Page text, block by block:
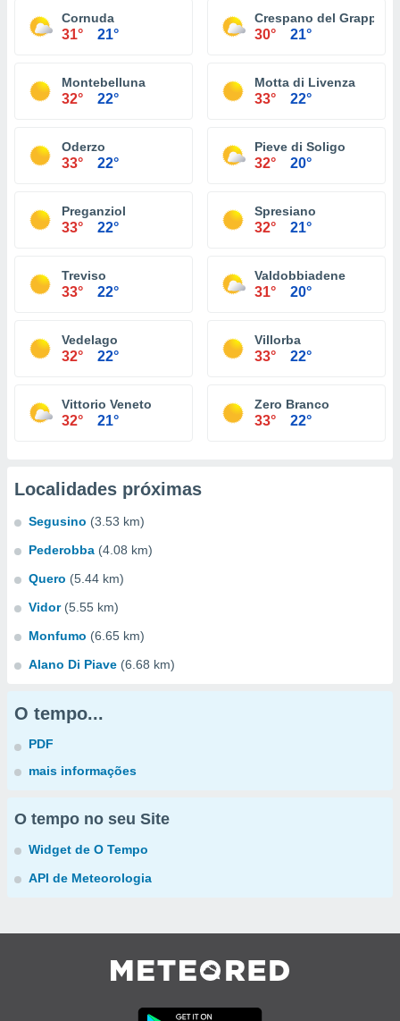
Cornuda
31° 21°
Crespano del Grappa
30° 21°
Montebelluna
32° 22°
Motta di Livenza
33° 22°
Oderzo
33° 22°
Pieve di Soligo
32° 20°
Preganziol
33° 22°
Spresiano
32° 21°
Treviso
33° 22°
Valdobbiadene
31° 20°
Vedelago
32° 22°
Villorba
33° 22°
Vittorio Veneto
32° 21°
Zero Branco
33° 22°
Localidades próximas
Segusino (3.53 km)
Pederobba (4.08 km)
Quero (5.44 km)
Vidor (5.55 km)
Monfumo (6.65 km)
Alano Di Piave (6.68 km)
O tempo...
PDF
mais informações
O tempo no seu Site
Widget de O Tempo
API de Meteorologia